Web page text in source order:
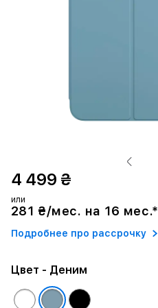
4 499 ₴
или
281 ₴/мес. на 16 мес.*
Подробнее про рассрочку
Цвет - Деним